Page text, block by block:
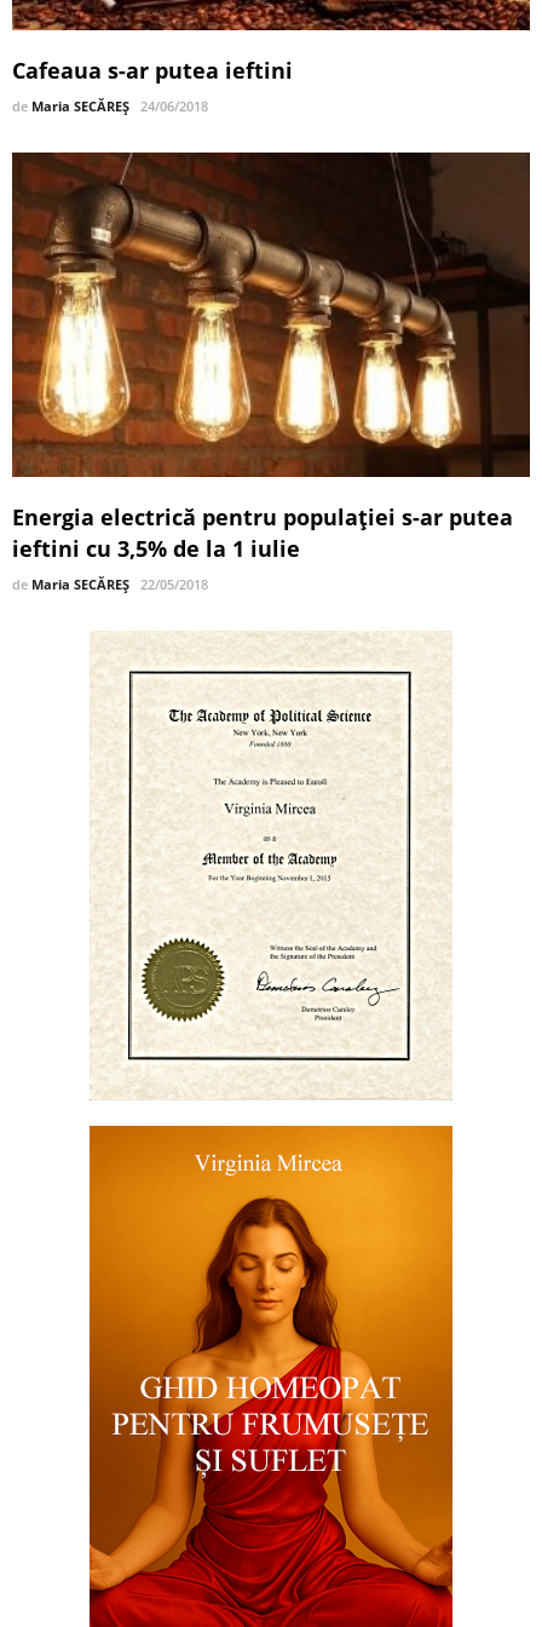
Cafeaua s-ar putea ieftini
de Maria SECĂREȘ 24/06/2018
Energia electrică pentru populaţiei s-ar putea
ieftini cu 3,5% de la 1 iulie
de Maria SECĂREȘ 22/05/2018